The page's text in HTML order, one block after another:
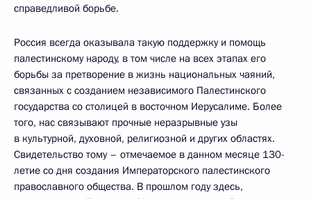
справедливой борьбе.
Россия всегда оказывала такую поддержку и помощь
палестинскому народу, в том числе на всех этапах его
борьбы за претворение в жизнь национальных чаяний,
связанных с созданием независимого Палестинского
государства со столицей в восточном Иерусалиме. Более
того, нас связывают прочные неразрывные узы
в культурной, духовной, религиозной и других областях.
Свидетельство тому – отмечаемое в данном месяце 130-
летие со дня создания Императорского палестинского
православного общества. В прошлом году здесь,